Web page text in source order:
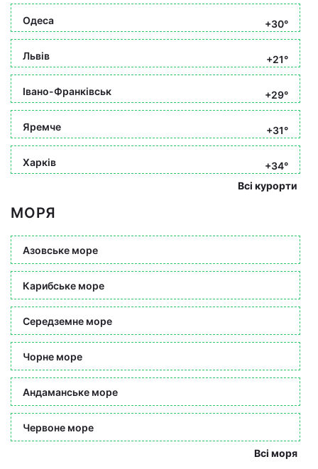
Одеса +30°
Львів +21°
Івано-Франківськ +29°
Яремче +31°
Харків
+34°
Всі курорти
МОРЯ
Азовське море
Карибське море
Середземне море
Чорне море
Андаманське море
Червоне море
Всі моря